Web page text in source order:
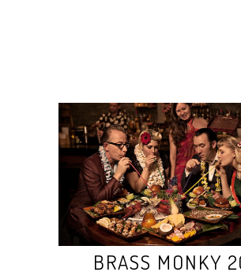
BRASS MONKY